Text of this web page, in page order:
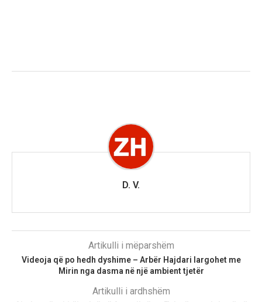
D. V.
Artikulli i mëparshëm
Videoja që po hedh dyshime – Arbër Hajdari largohet me
Mirin nga dasma në një ambient tjetër
Artikulli i ardhshëm